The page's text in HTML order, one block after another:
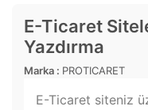
E-Ticaret
Yazdırma
Marka : PROTICARET
E-Ticaret siteniz